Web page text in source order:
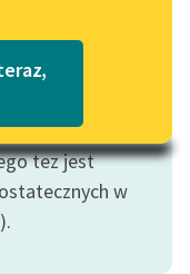
w formacie PDF
dając
ale
wszystko,
tez jest
w
).